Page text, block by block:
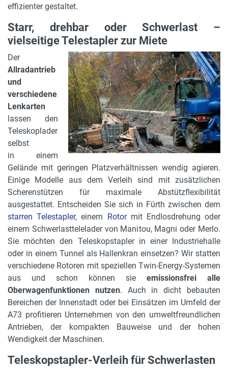
effizienter gestaltet.
Starr, drehbar oder Schwerlast –
vielseitige Telestapler zur Miete
Der
Allradantrieb
und
verschiedene
Lenkarten
lassen den
Teleskoplader
selbst
in einem
Gelände mit geringen Platzverhältnissen wendig agieren.
Einige Modelle aus dem Verleih sind mit zusätzlichen
Scherenstützen für maximale Abstützflexibilität
ausgestattet. Entscheiden Sie sich in Fürth zwischen dem
starren Telestapler, einem Rotormit Endlosdrehung oder
einem Schwerlasttelelader von Manitou, Magni oder Merlo.
Sie möchten den Teleskopstapler in einer Industriehalle
oder in einem Tunnel als Hallenkran einsetzen? Wir statten
verschiedene Rotoren mit speziellen Twin-Energy-Systemen
aus und schon können sie emissionsfrei alle
Oberwagenfunktionen nutzen. Auch in dicht bebauten
Bereichen der Innenstadt oder bei Einsätzen im Umfeld der
A73 profitieren Unternehmen von den umweltfreundlichen
Antrieben, der kompakten Bauweise und der hohen
Wendigkeit der Maschinen.
Teleskopstapler-Verleih für Schwerlasten